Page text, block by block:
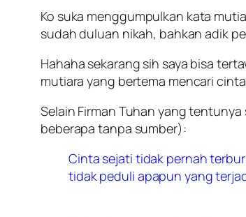
Ko suka menggumpulkan kata
sudah duluan nikah, bahkan adik
Hahaha sekarang sih saya bisa
mutiara yang bertema mencari
Selain Firman Tuhan yang
beberapa tanpa sumber):
Cinta sejati tidak pernah
tidak peduli apapun yang